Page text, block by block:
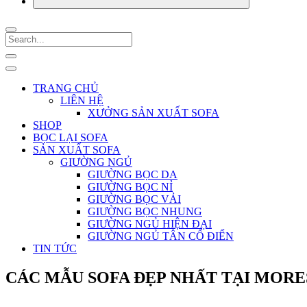
TRANG CHỦ
LIÊN HỆ
XƯỞNG SẢN XUẤT SOFA
SHOP
BỌC LẠI SOFA
SẢN XUẤT SOFA
GIƯỜNG NGỦ
GIƯỜNG BỌC DA
GIƯỜNG BỌC NỈ
GIƯỜNG BỌC VẢI
GIƯỜNG BỌC NHUNG
GIƯỜNG NGỦ HIỆN ĐẠI
GIƯỜNG NGỦ TÂN CỔ ĐIỂN
TIN TỨC
CÁC MẪU SOFA ĐẸP NHẤT TẠI